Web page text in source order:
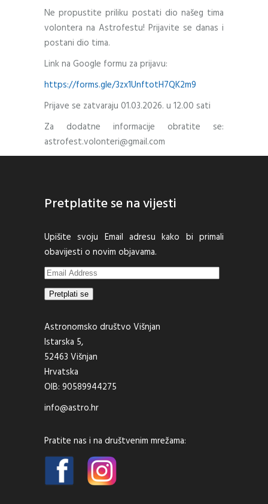
Ne propustite priliku postati dio našeg tima
volontera na Astrofestu! Prijavite se danas i
postani dio tima.
Link na Google formu za prijavu:
https://forms.gle/3zx1UnftotH7QK2m9
Prijave se zatvaraju 01.03.2026. u 12.00 sati
Za dodatne informacije obratite se:
astrofest.volonteri@gmail.com
Pretplatite se na vijesti
Upišite svoju Email adresu kako bi primali
obavijesti o novim objavama.
Email
Address
Pretplati se
Astronomsko društvo Višnjan
Istarska 5,
52463 Višnjan
Hrvatska
OIB: 90589944275
info@astro.hr
Pratite nas i na društvenim mrežama: